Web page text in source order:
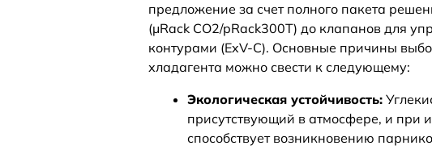
предложение за счет полного пакета
(μRack CO2/pRack300T) до клапанов для
контурами (ExV-C). Основные причины
хладагента можно свести к следующему:
Экологическая устойчивость:
присутствующий в атмосфере, и при
способствует возникновению